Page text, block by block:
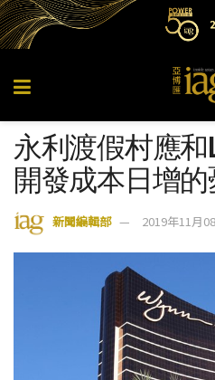
永利渡假村應和
開發成本日增
新聞編輯部 2019年11月